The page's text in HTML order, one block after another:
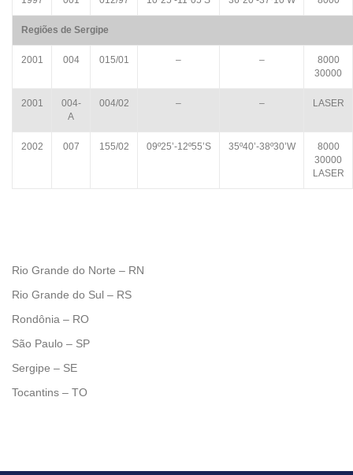
Regiões de Sergipe
2001 004 015/01 – –
8000
30000
2001
004-
A
004/02 – – LASER
2002 007 155/02 09º25’-12º55’S 35º40’-38º30’W
8000
30000
LASER
Rio Grande do Norte – RN
Rio Grande do Sul – RS
Rondônia – RO
São Paulo – SP
Sergipe – SE
Tocantins – TO